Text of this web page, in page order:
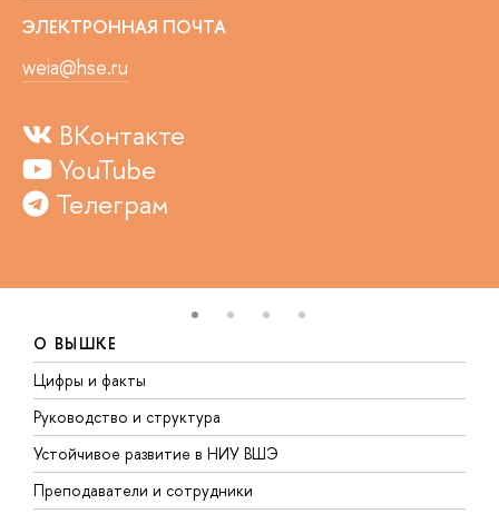
ЭЛЕКТРОННАЯ ПОЧТА
weia@hse.ru
ВКонтакте
YouTube
Телеграм
О ВЫШКЕ
Цифры и факты
Руководство и структура
Устойчивое развитие в НИУ ВШЭ
Преподаватели и сотрудники